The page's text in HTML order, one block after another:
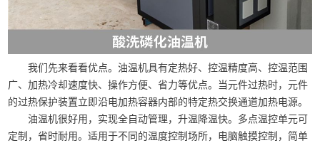
我们先来看看优点。油温机具有定热好、控温精度高、控温范围
广、加热冷却速度快、操作方便、省力等优点。当元件过热时，元件
的过热保护装置立即沿电加热容器内部的特定热交换通道加热电源。
油温机很好用，实现全自动管理，升温降温快。多点温控单元可
定制，省时耐用。适用于不同的温度控制场所，电脑触摸控制，简单